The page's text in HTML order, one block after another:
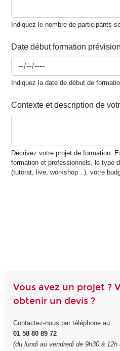
Vous avez un projet ?
obtenir un devis ?
Contactez-nous par téléphone au
01 58 80 89 72
(du lundi au vendredi de 9h30 à 12h